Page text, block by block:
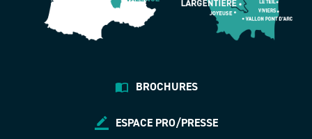
BROCHURES
ESPACE PRO/PRESSE